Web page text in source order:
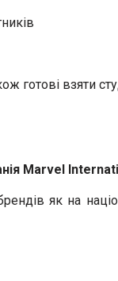
готові взяти
Marvel
як на